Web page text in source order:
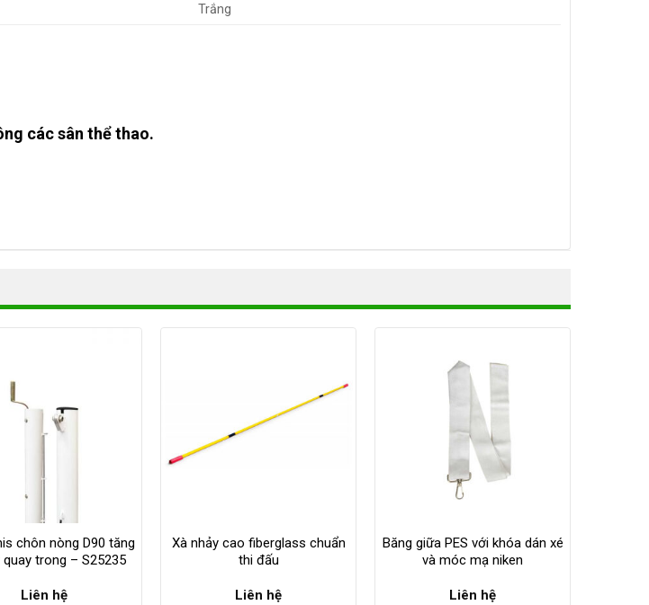
Trắng
các sân thể thao.
chôn nòng D90 tăng
trong – S25235
Liên hệ
Xà nhảy cao fiberglass chuẩn
thi đấu
Liên hệ
Băng giữa PES với khóa dán xé
và móc mạ niken
Liên hệ